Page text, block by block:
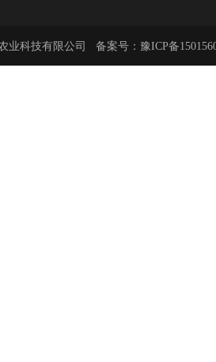
业科技有限公司 备案号： 豫ICP备